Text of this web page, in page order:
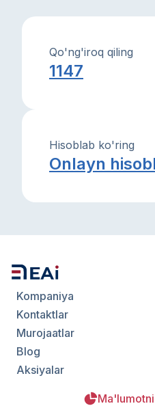
Qo'ng'iroq qiling
1147
Hisoblab ko'ring
Onlayn
Kompaniya
Kontaktlar
Murojaatlar
Blog
Aksiyalar